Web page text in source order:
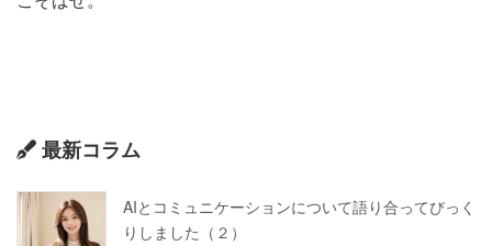
最新コラム
AIとコミュニケーションについて語り合ってびっく
りしました（２）